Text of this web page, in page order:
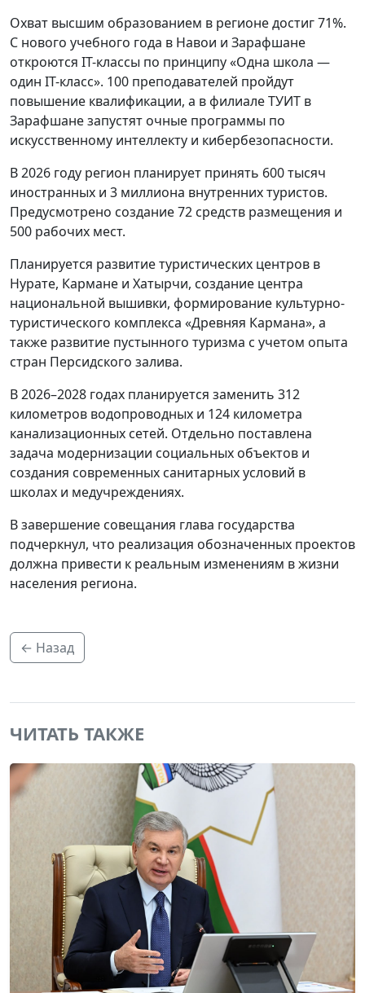
Охват высшим образованием в регионе достиг 71%.
С нового учебного года в Навои и Зарафшане
откроются IT-классы по принципу «Одна школа —
один IT-класс». 100 преподавателей пройдут
повышение квалификации, а в филиале ТУИТ в
Зарафшане запустят очные программы по
искусственному интеллекту и кибербезопасности.
В 2026 году регион планирует принять 600 тысяч
иностранных и 3 миллиона внутренних туристов.
Предусмотрено создание 72 средств размещения и
500 рабочих мест.
Планируется развитие туристических центров в
Нурате, Кармане и Хатырчи, создание центра
национальной вышивки, формирование культурно-
туристического комплекса «Древняя Кармана», а
также развитие пустынного туризма с учетом опыта
стран Персидского залива.
В 2026–2028 годах планируется заменить 312
километров водопроводных и 124 километра
канализационных сетей. Отдельно поставлена
задача модернизации социальных объектов и
создания современных санитарных условий в
школах и медучреждениях.
В завершение совещания глава государства
подчеркнул, что реализация обозначенных проектов
должна привести к реальным изменениям в жизни
населения региона.
← Назад
ЧИТАТЬ ТАКЖЕ